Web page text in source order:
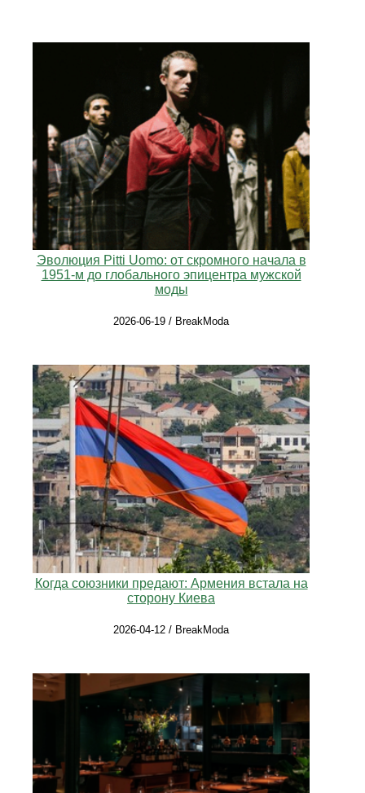
Эволюция Pitti Uomo: от скромного начала в
1951‑м до глобального эпицентра мужской
моды
2026-06-19 / BreakModa
Когда союзники предают: Армения встала на
сторону Киева
2026-04-12 / BreakModa